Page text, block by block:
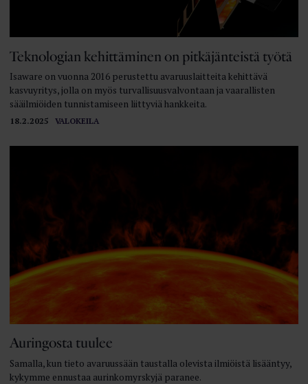
18.2.2025 VALOKEILA
Teknologian kehittäminen on pitkäjänteistä työtä
Isaware on vuonna 2016 perustettu avaruuslaitteita kehittävä
kasvuyritys, jolla on myös turvallisuusvalvontaan ja vaarallisten
sääilmiöiden tunnistamiseen liittyviä hankkeita.
Auringosta tuulee
Samalla, kun tieto avaruussään taustalla olevista ilmiöistä lisääntyy,
kykymme ennustaa aurinkomyrskyjä paranee.